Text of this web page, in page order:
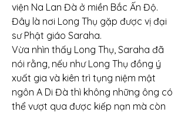
viện Na Lan Đà ở miền Bắc Ấn Độ.
Đây là nơi Long Thụ gặp được vị đại
sư Phật giáo Saraha.
Vừa nhìn thấy Long Thụ, Saraha đã
nói rằng, nếu như Long Thụ đồng ý
xuất gia và kiên trì tụng niệm mật
ngôn A Di Đà thì không những ông có
thể vượt qua được kiếp nạn mà còn